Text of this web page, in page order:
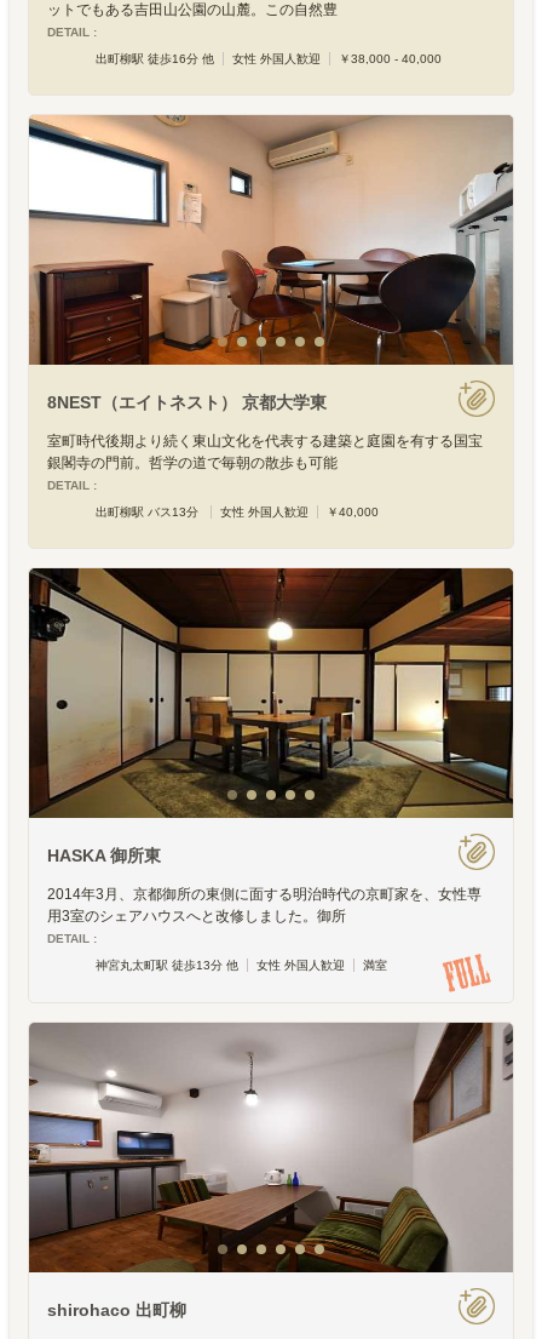
ットでもある吉田山公園の山麓。この自然豊
DETAIL :
出町柳駅 徒歩16分 他
女性 外国人歓迎 ￥38,000 - 40,000
8NEST（エイトネスト） 京都大学東
室町時代後期より続く東山文化を代表する建築と庭園を有する国宝
銀閣寺の門前。哲学の道で毎朝の散歩も可能
DETAIL :
出町柳駅 バス13分
女性 外国人歓迎 ￥40,000
HASKA 御所東
2014年3月、京都御所の東側に面する明治時代の京町家を、女性専
用3室のシェアハウスへと改修しました。御所
DETAIL :
神宮丸太町駅 徒歩13分 他
女性 外国人歓迎 満室
shirohaco 出町柳